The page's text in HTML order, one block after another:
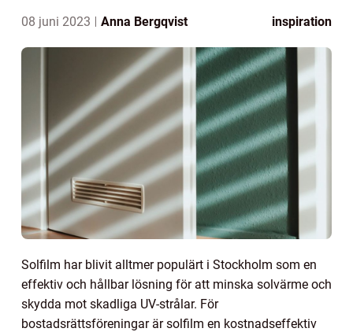
08 juni 2023 Anna Bergqvist inspiration
Solfilm har blivit alltmer populärt i Stockholm som en
effektiv och hållbar lösning för att minska solvärme och
skydda mot skadliga UV-strålar. För
bostadsrättsföreningar är solfilm en kostnadseffektiv